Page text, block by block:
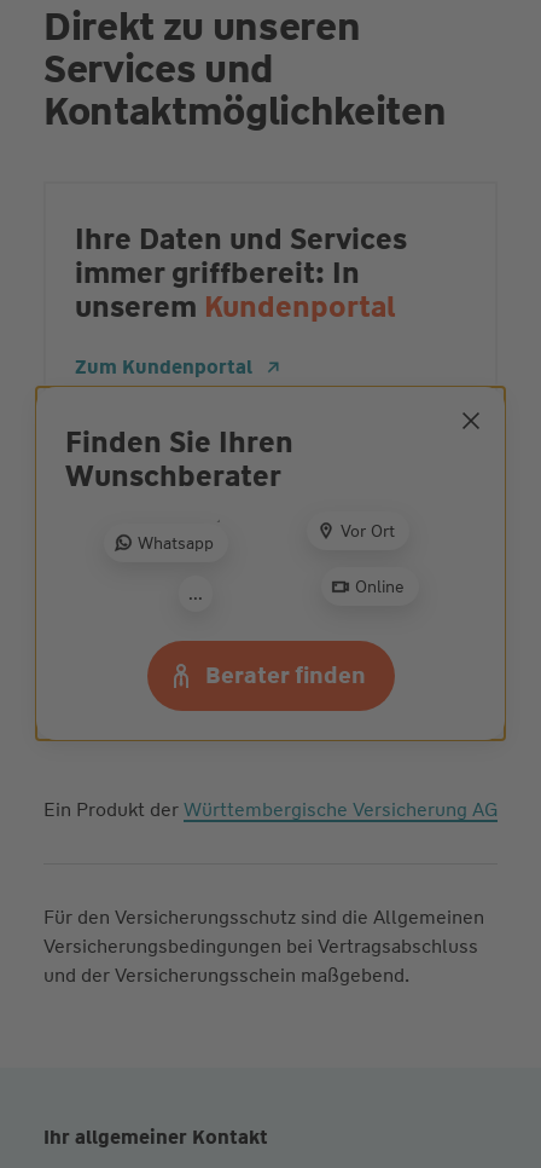
Berater finden
Finden Sie Ihren
Wunsch­berater
Whatsapp
...
Vor Ort
Online
Direkt zu unseren
Services und
Kontaktmöglichkeiten
Ihre Daten und Services
immer griffbereit: In
unserem Kundenportal
Zum Kundenportal
Ehrliche und
partnerschaftliche
Beratung: Jetzt
Wunschberater
finden
Zur Beratersuche
Ein Produkt derWürttembergische Versicherung AG
Für den Versicherungsschutz sind die Allgemeinen
Versicherungsbedingungen bei Vertragsabschluss
und der Versicherungsschein maßgebend.
Ihr allgemeiner Kontakt